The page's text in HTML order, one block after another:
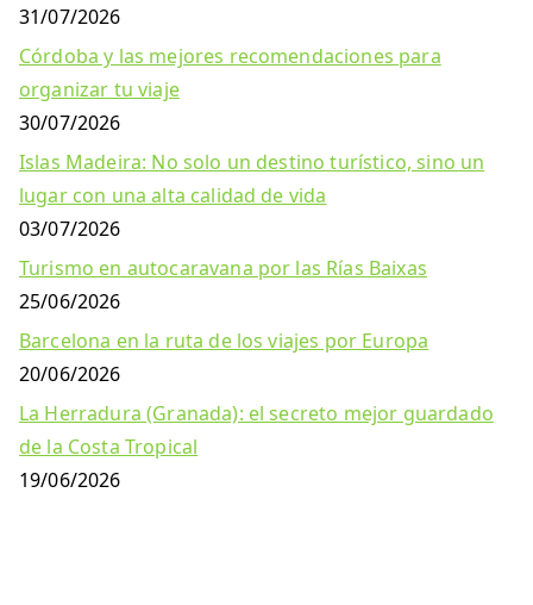
31/07/2026
Córdoba y las mejores recomendaciones para
organizar tu viaje
30/07/2026
Islas Madeira: No solo un destino turístico, sino un
lugar con una alta calidad de vida
03/07/2026
Turismo en autocaravana por las Rías Baixas
25/06/2026
Barcelona en la ruta de los viajes por Europa
20/06/2026
La Herradura (Granada): el secreto mejor guardado
de la Costa Tropical
19/06/2026